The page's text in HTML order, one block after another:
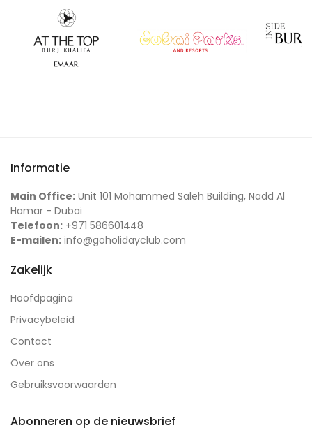
Informatie
Main Office: Unit 101 Mohammed Saleh Building, Nadd Al
Hamar - Dubai
Telefoon: +971 586601448
E-mailen: info@goholidayclub.com
Zakelijk
Hoofdpagina
Privacybeleid
Contact
Over ons
Gebruiksvoorwaarden
Abonneren op de nieuwsbrief